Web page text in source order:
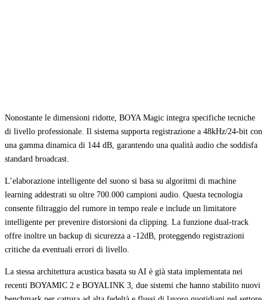
Nonostante le dimensioni ridotte, BOYA Magic integra specifiche tecniche
di livello professionale. Il sistema supporta registrazione a 48kHz/24-bit con
una gamma dinamica di 144 dB, garantendo una qualità audio che soddisfa
standard broadcast.
L’elaborazione intelligente del suono si basa su algoritmi di machine
learning addestrati su oltre 700.000 campioni audio. Questa tecnologia
consente filtraggio del rumore in tempo reale e include un limitatore
intelligente per prevenire distorsioni da clipping. La funzione dual-track
offre inoltre un backup di sicurezza a -12dB, proteggendo registrazioni
critiche da eventuali errori di livello.
La stessa architettura acustica basata su AI è già stata implementata nei
recenti BOYAMIC 2 e BOYALINK 3, due sistemi che hanno stabilito nuovi